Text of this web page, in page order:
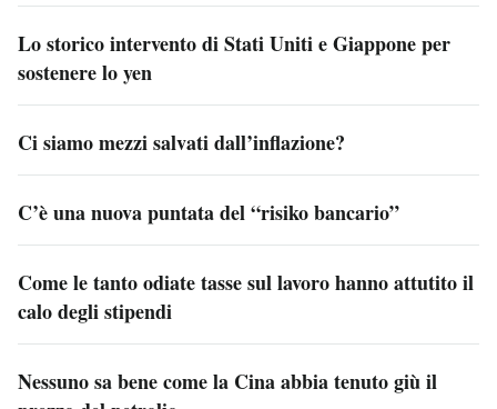
Lo storico intervento di Stati Uniti e Giappone per
sostenere lo yen
Ci siamo mezzi salvati dall’inflazione?
C’è una nuova puntata del “risiko bancario”
Come le tanto odiate tasse sul lavoro hanno attutito il
calo degli stipendi
Nessuno sa bene come la Cina abbia tenuto giù il